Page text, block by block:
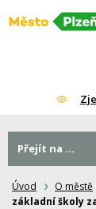
Přeskočit
Úvod O městě
základní školy
Přejít na ...